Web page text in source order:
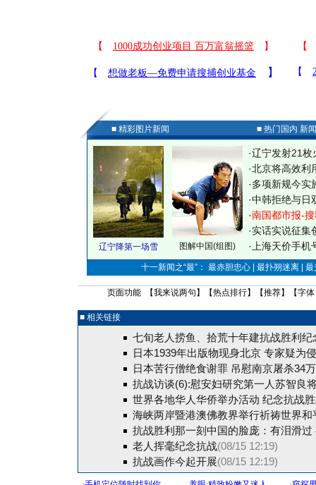
■ 精彩图片新闻 ■ 热门国内 新
辽宁降第一场雪 图解中国(组图)
·辽宁发射21枚
·北京将高效利
·多项新规今实
·中韩拒绝与日
·南国都市报-
·实话实说征集
· 上海天价手
十一新闻之“最”： 最赤胆忠心 | 最扑朔迷离 |
页面功能 【我来说两句 】【热点排行】【推荐】【字体
■ 相关链接
七旬老人捞鱼、拾荒十年建抗战胜利纪
日本1939年出版物现身北京 专家疑为
日本苦行僧绝食谢罪 吊慰南京屠杀34
抗战访谈(6):慰安妇研究第一人苏智良
世界各地华人华侨举办活动 纪念抗战
海峡两岸暨港澳佛教界举行祈祷世界和
抗战胜利那一刻中国的脸庞：有泪滑过
老人挥毫纪念抗战(08/15 12:19)
抗战画作今起开展(08/15 12:19)